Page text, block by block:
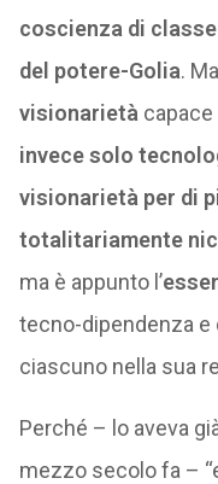
coscienza di classe
del potere-Golia.
visionarietà
invece solo
visionarietà per di
totalitariamente
ma è appunto l’
tecno-dipendenza e
ciascuno nella sua
Perché – lo aveva
mezzo secolo fa –